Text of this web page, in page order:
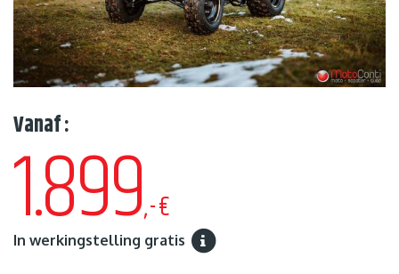
Vanaf :
1.899,-€
In werkingstelling gratis